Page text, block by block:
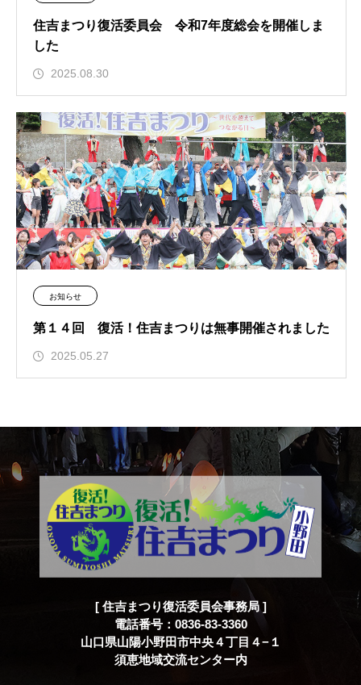
住吉まつり復活委員会 令和7年度総会を開催しま
した
2025.08.30
お知らせ
第１４回 復活！住吉まつりは無事開催されました
2025.05.27
[ 住吉まつり復活委員会事務局 ]
電話番号：0836-83-3360
山口県山陽小野田市中央４丁目４−１
須恵地域交流センター内